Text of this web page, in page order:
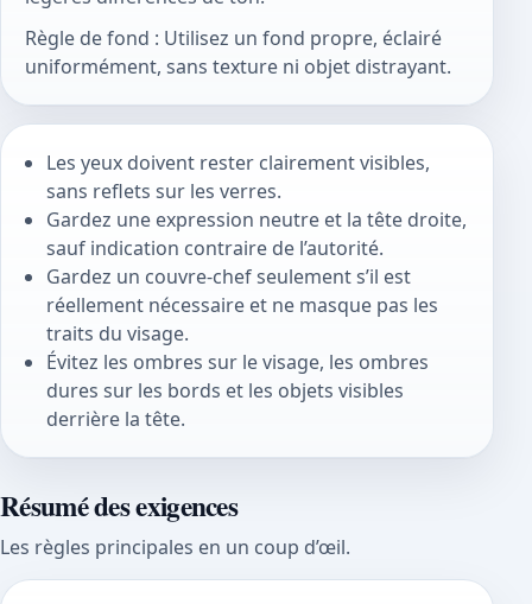
Règle de fond : Utilisez un fond propre, éclairé
uniformément, sans texture ni objet distrayant.
Les yeux doivent rester clairement visibles,
sans reflets sur les verres.
Gardez une expression neutre et la tête droite,
sauf indication contraire de l’autorité.
Gardez un couvre-chef seulement s’il est
réellement nécessaire et ne masque pas les
traits du visage.
Évitez les ombres sur le visage, les ombres
dures sur les bords et les objets visibles
derrière la tête.
Résumé des exigences
Les règles principales en un coup d’œil.